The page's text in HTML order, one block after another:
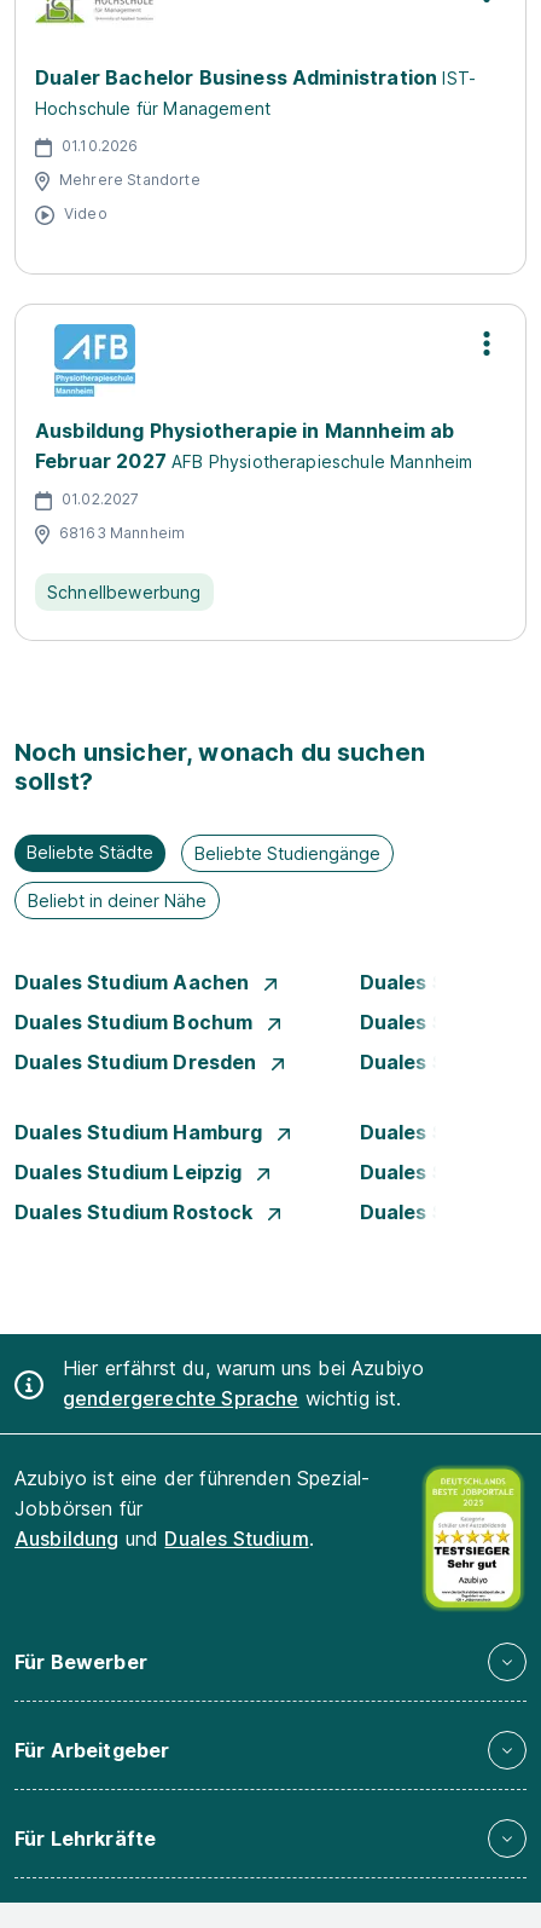
Dualer Bachelor Business Administration IST-
Hochschule für Management
01.10.2026
Mehrere Standorte
Video
Ausbildung Physiotherapie in Mannheim ab
Februar 2027 AFB Physiotherapieschule Mannheim
01.02.2027
68163 Mannheim
Schnellbewerbung
Noch unsicher, wonach du suchen
sollst?
Beliebte Städte Beliebte Studiengänge
Beliebt in deiner Nähe
Duales Studium Aachen
Duales Studium
Duales Studium Bochum
Duales Studium
Duales Studium Dresden
Duales Studium
Duales Studium Hamburg
Duales Studium
Duales Studium Leipzig
Duales Studium
Duales Studium Rostock
Duales Studium
Hier erfährst du, warum uns bei Azubiyo
gendergerechte Sprache wichtig ist.
Azubiyo ist eine der führenden Spezial-
Jobbörsen für
Ausbildung und Duales Studium.
Für Bewerber
Für Arbeitgeber
Für Lehrkräfte